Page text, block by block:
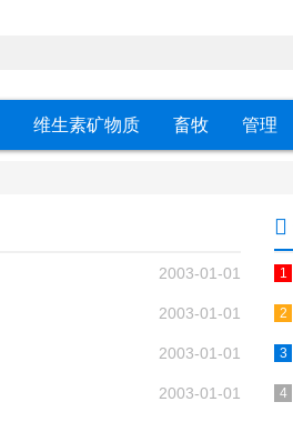
维生素矿物质 畜牧 管理
2003-01-01
2003-01-01
2003-01-01
2003-01-01